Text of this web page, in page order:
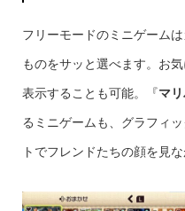
フリーモードのミニゲーム
ものをサッと選べます。お
表示することも可能。『マ
るミニゲームも、グラフィ
トでフレンドたちの顔を見な